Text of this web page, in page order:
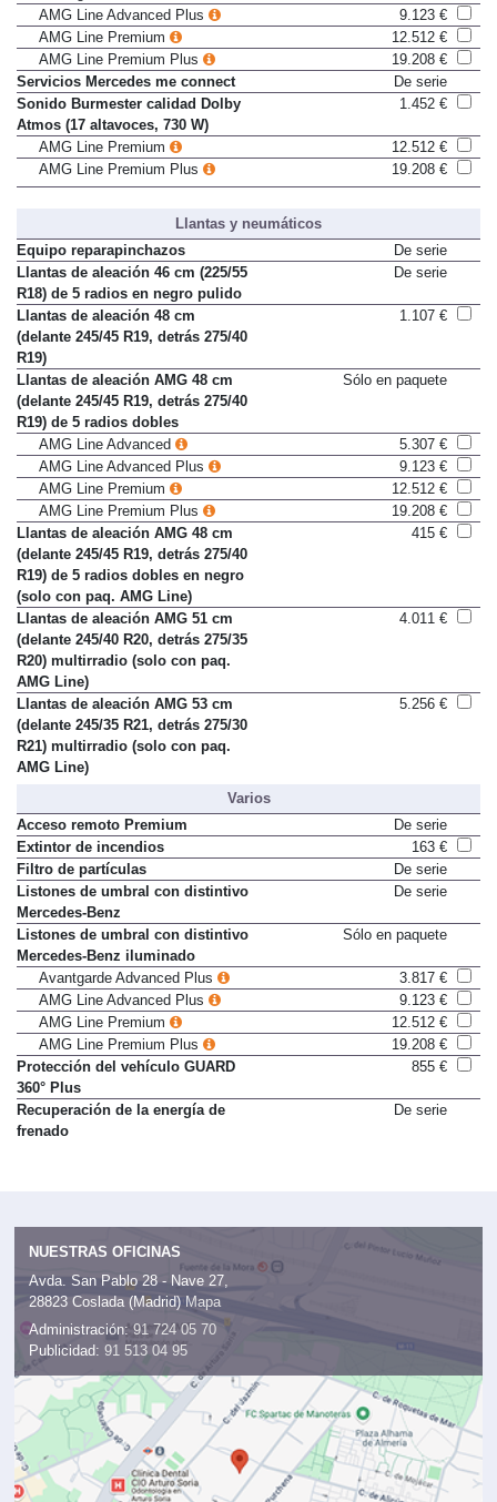
Avantgarde Advanced Plus
3.817 €
AMG Line Advanced Plus
9.123 €
AMG Line Premium
12.512 €
AMG Line Premium Plus
19.208 €
Servicios Mercedes me connect
De serie
Sonido Burmester calidad Dolby
Atmos (17 altavoces, 730 W)
AMG Line Premium
12.512 €
AMG Line Premium Plus
19.208 €
Llantas y neumáticos
Equipo reparapinchazos
De serie
Llantas de aleación 46 cm (225/55
R18) de 5 radios en negro pulido
Llantas de aleación 48 cm
(delante 245/45 R19, detrás 275/40
R19)
Llantas de aleación AMG 48 cm
(delante 245/45 R19, detrás 275/40
R19) de 5 radios dobles
AMG Line Advanced
5.307 €
AMG Line Advanced Plus
9.123 €
AMG Line Premium
12.512 €
AMG Line Premium Plus
19.208 €
Llantas de aleación AMG 48 cm
(delante 245/45 R19, detrás 275/40
R19) de 5 radios dobles en negro
(solo con paq. AMG Line)
Llantas de aleación AMG 51 cm
(delante 245/40 R20, detrás 275/35
R20) multirradio (solo con paq.
AMG Line)
Llantas de aleación AMG 53 cm
(delante 245/35 R21, detrás 275/30
R21) multirradio (solo con paq.
Varios
Acceso remoto Premium
De serie
Extintor de incendios
163 €
Filtro de partículas
De serie
Listones de umbral con distintivo
Mercedes-Benz
Listones de umbral con distintivo
Mercedes-Benz iluminado
Avantgarde Advanced Plus
3.817 €
AMG Line Advanced Plus
9.123 €
AMG Line Premium
12.512 €
AMG Line Premium Plus
19.208 €
Protección del vehículo GUARD
360° Plus
Recuperación de la energía de
NUESTRAS OFICINAS
Avda. San Pablo 28 - Nave 27,
28823 Coslada (Madrid)Mapa
Administración:91 724 05 70
Publicidad: